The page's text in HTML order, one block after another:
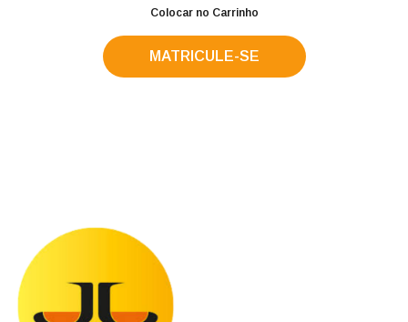
Colocar no Carrinho
MATRICULE-SE